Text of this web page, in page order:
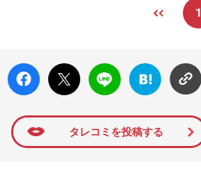
1
faceboo
k いい
ね
X ポス
ト
LINE
はてな
ブック
マーク
タレコミを投稿する